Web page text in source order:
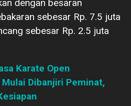
dengan besaran
sebesar Rp. 7.5 juta
sebesar Rp. 2.5 juta
Karate Open
Dibanjiri Peminat,